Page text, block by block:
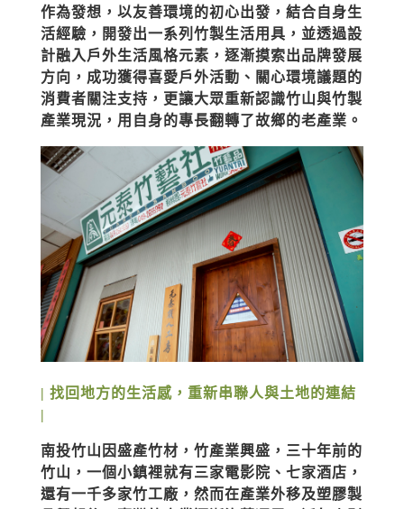
作為發想，以友善環境的初心出發，結合自身生
活經驗，開發出一系列竹製生活用具，並透過設
計融入戶外生活風格元素，逐漸摸索出品牌發展
方向，成功獲得喜愛戶外活動、關心環境議題的
消費者關注支持，更讓大眾重新認識竹山與竹製
產業現況，用自身的專長翻轉了故鄉的老產業。
| 找回地方的生活感，重新串聯人與土地的連結
|
南投竹山因盛產竹材，竹產業興盛，三十年前的
竹山，一個小鎮裡就有三家電影院、七家酒店，
還有一千多家竹工廠，然而在產業外移及塑膠製